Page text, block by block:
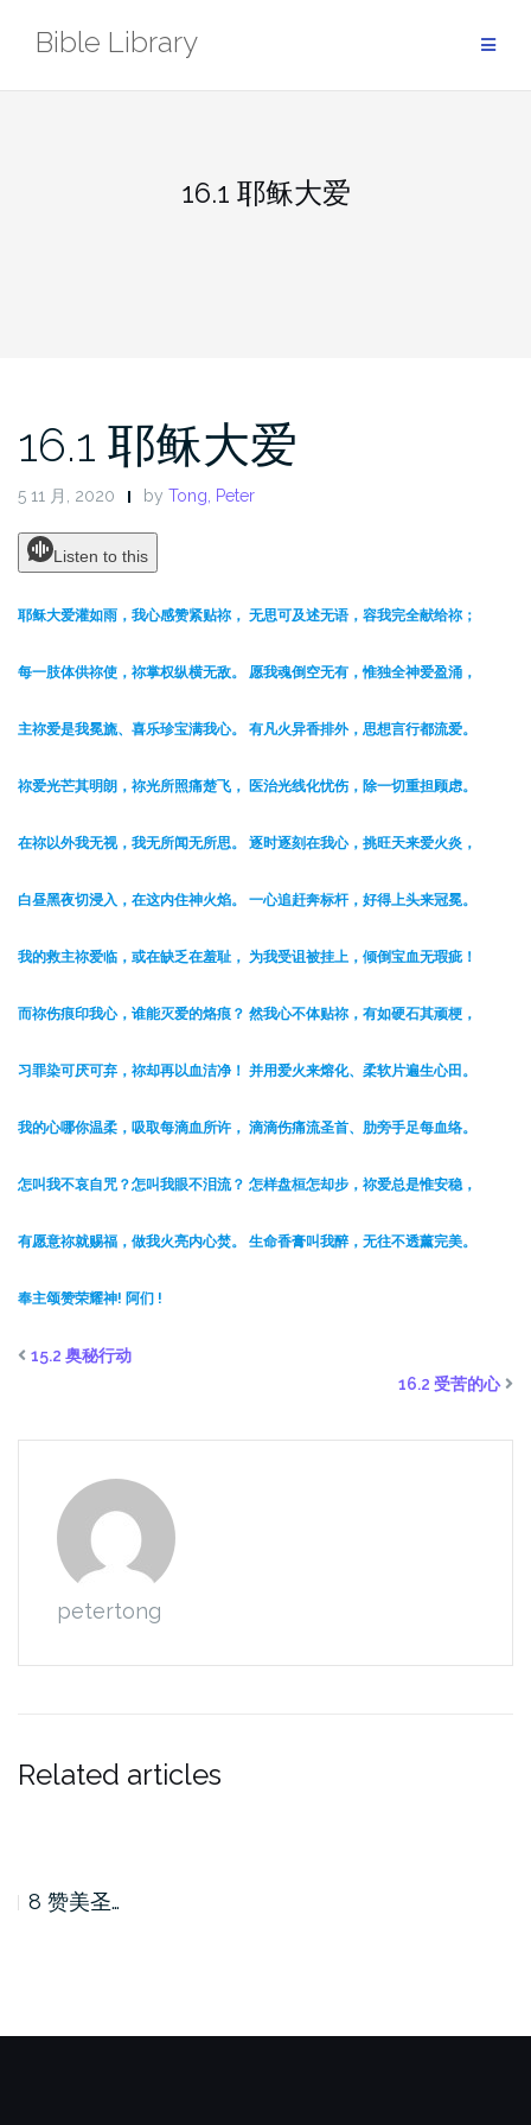
Bible Library
16.1 耶稣大爱
16.1 耶稣大爱
5 11 月, 2020 by Tong, Peter
Listen to this
耶稣大爱灌如雨，我心感赞紧贴祢， 无思可及述无语，容我完全献给祢；
每一肢体供祢使，祢掌权纵横无敌。 愿我魂倒空无有，惟独全神爱盈涌，
主祢爱是我冕旒、喜乐珍宝满我心。 有凡火异香排外，思想言行都流爱。
祢爱光芒其明朗，祢光所照痛楚飞， 医治光线化忧伤，除一切重担顾虑。
在祢以外我无视，我无所闻无所思。 逐时逐刻在我心，挑旺天来爱火炎，
白昼黑夜切浸入，在这内住神火焰。 一心追赶奔标杆，好得上头来冠冕。
我的救主祢爱临，或在缺乏在羞耻， 为我受诅被挂上，倾倒宝血无瑕疵！
而祢伤痕印我心，谁能灭爱的烙痕？ 然我心不体贴祢，有如硬石其顽梗，
习罪染可厌可弃，祢却再以血洁净！ 并用爱火来熔化、柔软片遍生心田。
我的心哪你温柔，吸取每滴血所许， 滴滴伤痛流圣首、肋旁手足每血络。
怎叫我不哀自咒？怎叫我眼不泪流？ 怎样盘桓怎却步，祢爱总是惟安稳，
有愿意祢就赐福，做我火亮内心焚。 生命香膏叫我醉，无往不透薰完美。
奉主颂赞荣耀神! 阿们 !
15.2 奥秘行动
16.2 受苦的心
petertong
Related articles
8 赞美圣…